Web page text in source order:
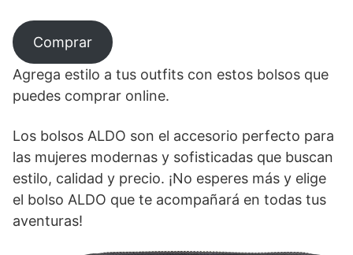
Comprar
Agrega estilo a tus outfits con estos bolsos que
puedes comprar online.
Los bolsos ALDO son el accesorio perfecto para
las mujeres modernas y sofisticadas que buscan
estilo, calidad y precio. ¡No esperes más y elige
el bolso ALDO que te acompañará en todas tus
aventuras!